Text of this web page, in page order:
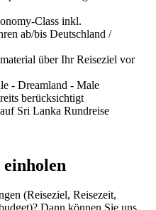
Class inkl.
ab/bis Deutschland /
über Ihr Reiseziel vor
- Dreamland - Male
berücksichtigt
Sri Lanka Rundreise
einholen
(Reiseziel, Reisezeit,